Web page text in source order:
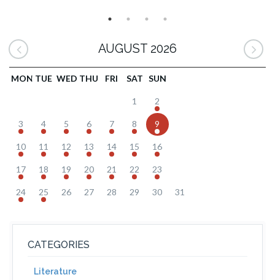
AUGUST 2026
MON TUE WED THU FRI SAT SUN
1 2
3 4 5 6 7 8 9
10 11 12 13 14 15 16
17 18 19 20 21 22 23
24 25 26 27 28 29 30 31
CATEGORIES
Literature